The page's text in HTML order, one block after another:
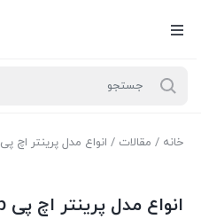
خانه / مقالات / انواع مدل پرینتر اچ پی Hp
انواع مدل پرینتر اچ پی Hp